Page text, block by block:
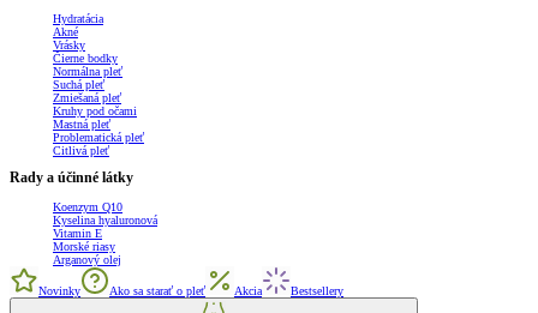
Hydratácia
Akné
Vrásky
Čierne bodky
Normálna pleť
Suchá pleť
Zmiešaná pleť
Kruhy pod očami
Mastná pleť
Problematická pleť
Citlivá pleť
Rady a účinné látky
Koenzym Q10
Kyselina hyaluronová
Vitamin E
Morské riasy
Arganový olej
Novinky Ako sa starať o pleť Akcia Bestsellery